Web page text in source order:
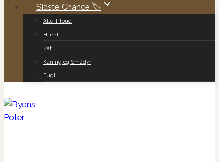
Sidste Chance 🏷️
Alle Tilbud
Hund
Kat
Kaning og Smådyr
Fugl